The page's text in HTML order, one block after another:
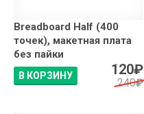
Breadboard Half (400
точек), макетная плата
без пайки
В КОРЗИНУ 120₽
240₽